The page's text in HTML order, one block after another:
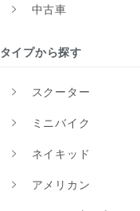
中古車
タイプから探す
スクーター
ミニバイク
ネイキッド
アメリカン